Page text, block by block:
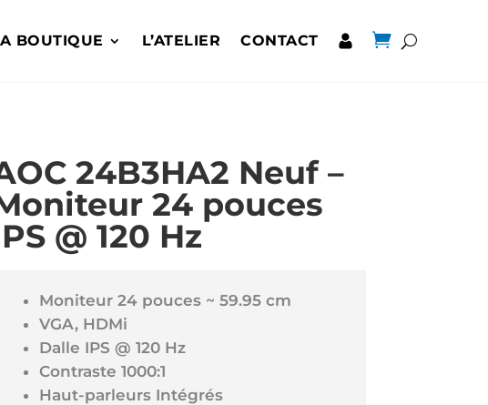
BOUTIQUE L’ATELIER CONTACT 
24B3HA2 Neuf –
24 pouces
@ 120 Hz
Moniteur 24 pouces ~ 59.95 cm
VGA, HDMi
Dalle IPS @ 120 Hz
Contraste 1000:1
Haut-parleurs Intégrés